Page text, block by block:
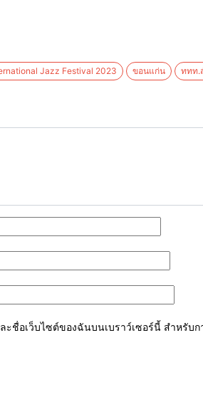
Jazz Festival 2023 ขอนแก่น ททท.
ะชื่อเว็บไซต์ของฉันบนเบราว์เซอร์นี้ สำหรับก